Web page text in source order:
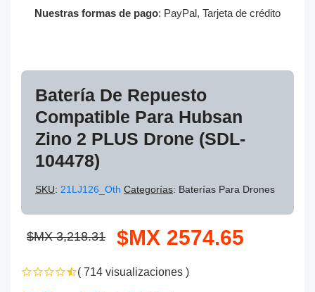
Nuestras formas de pago: PayPal, Tarjeta de crédito
Batería De Repuesto
Compatible Para Hubsan
Zino 2 PLUS Drone (SDL-
104478)
SKU: 21LJ126_Oth Categorías: Baterías Para Drones
$MX 3,218.31 $MX 2574.65
( 714 visualizaciones )